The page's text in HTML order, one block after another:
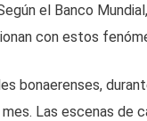
el Banco
con estos
bonaerenses,
Las escenas de